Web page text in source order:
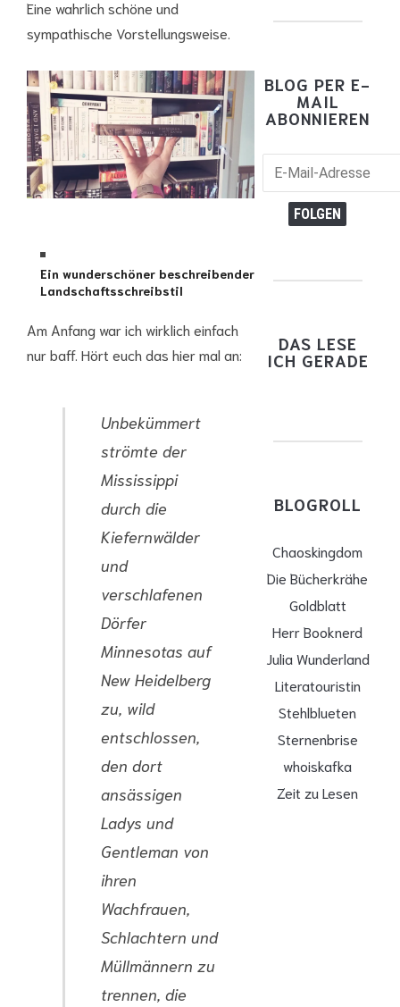
Eine wahrlich schöne und
sympathische Vorstellungsweise.
Ein wunderschöner beschreibender
Landschaftsschreibstil
Am Anfang war ich wirklich einfach
nur baff. Hört euch das hier mal an:
Unbekümmert
strömte der
Mississippi
durch die
Kiefernwälder
und
verschlafenen
Dörfer
Minnesotas auf
New Heidelberg
zu, wild
entschlossen,
den dort
ansässigen
Ladys und
Gentleman von
ihren
Wachfrauen,
Schlachtern und
Müllmännern zu
trennen, die
BLOG PER E-
MAIL
ABONNIEREN
E-
AdresseFOLGEN
DAS LESE
ICH GERADE
BLOGROLL
Chaoskingdom
Die Bücherkrähe
Goldblatt
Herr Booknerd
Julia Wunderland
Literatouristin
Stehlblueten
Sternenbrise
whoiskafka
Zeit zu Lesen